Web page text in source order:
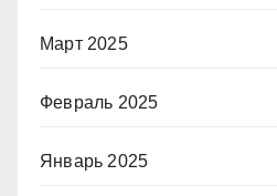
Март 2025
Февраль 2025
Январь 2025